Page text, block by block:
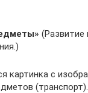
(Развитие
картинка с
(транспорт).